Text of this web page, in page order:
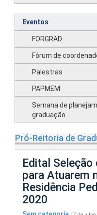
Eventos
FORGRAD
Fórum de
Palestras
PAPMEM
Semana de
graduação
Pró-Reitoria de
Edital
para Atuarem
Residência
2020